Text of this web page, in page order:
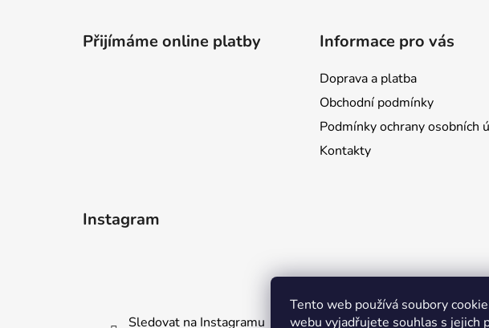
Tento web používá soubory
webu vyjadřujete souhlas s jejich
Přijímáme online platby Informace pro vás
Doprava a platba
Obchodní podmínky
Podmínky ochrany osobních
Kontakty
Instagram
Sledovat na Instagramu